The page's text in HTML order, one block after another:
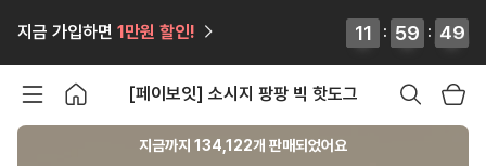
지금 가입하면 1만원 할인! 11
12
11
12 : 59
59
59
59 : 45
46
45
46
[페이보잇] 소시지 팡팡 빅 핫도그